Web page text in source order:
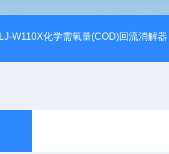
LJ-W110X化学需氧量(COD)回流消解器